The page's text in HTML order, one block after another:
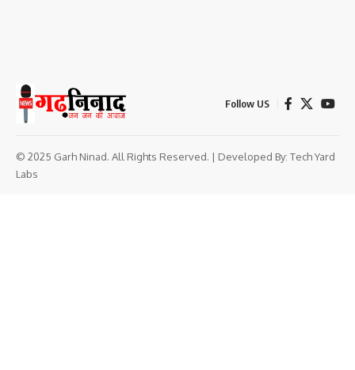
Follow US
© 2025 Garh Ninad. All Rights Reserved. | Developed By: Tech Yard
Labs